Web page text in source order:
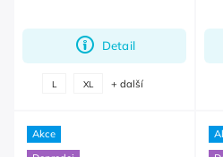
Detail
L XL + další
Akce